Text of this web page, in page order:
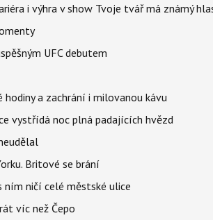
i výhra v show Tvoje tvář má známý
UFC debutem
a zachrání i milovanou kávu
vystřídá noc plná padajících hvězd
Britové se brání
ním ničí celé městské ulice
víc než Čepo